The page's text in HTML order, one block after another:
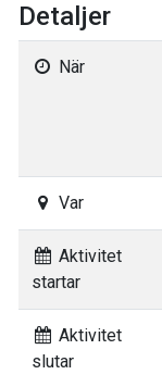
Detaljer
När
Var
Aktivitet
startar
Aktivitet
slutar